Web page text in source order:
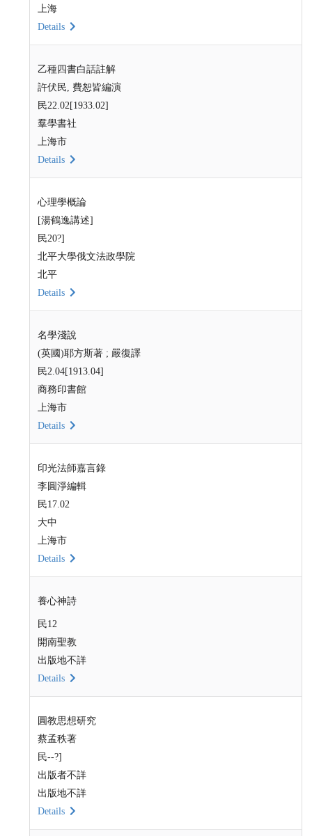
上海
Details
乙種四書白話註解
許伏民, 費恕皆編演
民22.02[1933.02]
羣學書社
上海市
Details
心理學概論
[湯鶴逸講述]
民20?]
北平大學俄文法政學院
北平
Details
名學淺說
(英國)耶方斯著 ; 嚴復譯
民2.04[1913.04]
商務印書館
上海市
Details
印光法師嘉言錄
李圓淨編輯
民17.02
大中
上海市
Details
養心神詩
民12
開南聖教
出版地不詳
Details
圓教思想研究
蔡孟秩著
民--?]
出版者不詳
出版地不詳
Details